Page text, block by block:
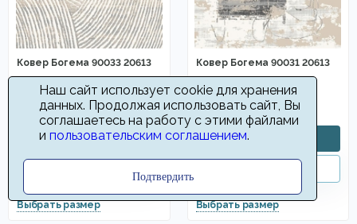
Ковер Богема 90033 20613
1980руб
Ковер Богема 90031 20613
от1980руб
Наш сайт использует cookie для хранения
данных. Продолжая использовать сайт, Вы
соглашаетесь на работу с этими файлами
и пользовательским соглашением.
Подтвердить